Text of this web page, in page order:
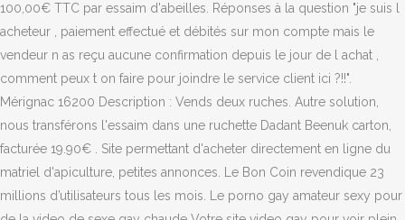
100,00€ TTC par essaim d'abeilles. Réponses à la question "je suis l
acheteur , paiement effectué et débités sur mon compte mais le
vendeur n as reçu aucune confirmation depuis le jour de l achat ,
comment peux t on faire pour joindre le service client ici ?!!".
Mérignac 16200 Description : Vends deux ruches. Autre solution,
nous transférons l'essaim dans une ruchette Dadant Beenuk carton,
facturée 19.90€ . Site permettant d'acheter directement en ligne du
matriel d'apiculture, petites annonces. Le Bon Coin revendique 23
millions d’utilisateurs tous les mois. Le porno gay amateur sexy pour